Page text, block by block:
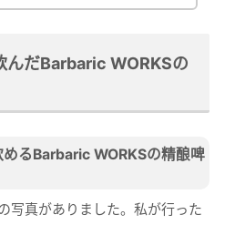
んだBarbaric WORKSの
めるBarbaric WORKSの精酿啤
写真がありました。私が行った